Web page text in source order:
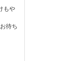
もや
待ち